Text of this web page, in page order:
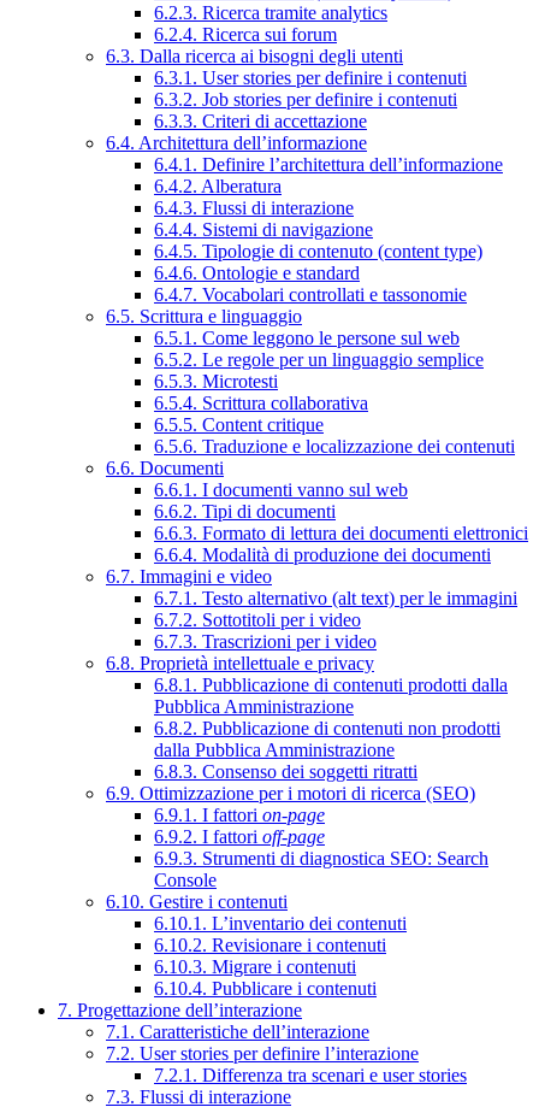
6.2.3. Ricerca tramite analytics
6.2.4. Ricerca sui forum
6.3. Dalla ricerca ai bisogni degli utenti
6.3.1. User stories per definire i contenuti
6.3.2. Job stories per definire i contenuti
6.3.3. Criteri di accettazione
6.4. Architettura dell’informazione
6.4.1. Definire l’architettura dell’informazione
6.4.2. Alberatura
6.4.3. Flussi di interazione
6.4.4. Sistemi di navigazione
6.4.5. Tipologie di contenuto (content type)
6.4.6. Ontologie e standard
6.4.7. Vocabolari controllati e tassonomie
6.5. Scrittura e linguaggio
6.5.1. Come leggono le persone sul web
6.5.2. Le regole per un linguaggio semplice
6.5.3. Microtesti
6.5.4. Scrittura collaborativa
6.5.5. Content critique
6.5.6. Traduzione e localizzazione dei contenuti
6.6. Documenti
6.6.1. I documenti vanno sul web
6.6.2. Tipi di documenti
6.6.3. Formato di lettura dei documenti elettronici
6.6.4. Modalità di produzione dei documenti
6.7. Immagini e video
6.7.1. Testo alternativo (alt text) per le immagini
6.7.2. Sottotitoli per i video
6.7.3. Trascrizioni per i video
6.8. Proprietà intellettuale e privacy
6.8.1. Pubblicazione di contenuti prodotti dalla
Pubblica Amministrazione
6.8.2. Pubblicazione di contenuti non prodotti
dalla Pubblica Amministrazione
6.8.3. Consenso dei soggetti ritratti
6.9. Ottimizzazione per i motori di ricerca (SEO)
6.9.1. I fattori on-page
6.9.2. I fattori off-page
6.9.3. Strumenti di diagnostica SEO: Search
Console
6.10. Gestire i contenuti
6.10.1. L’inventario dei contenuti
6.10.2. Revisionare i contenuti
6.10.3. Migrare i contenuti
6.10.4. Pubblicare i contenuti
7. Progettazione dell’interazione
7.1. Caratteristiche dell’interazione
7.2. User stories per definire l’interazione
7.2.1. Differenza tra scenari e user stories
7.3. Flussi di interazione